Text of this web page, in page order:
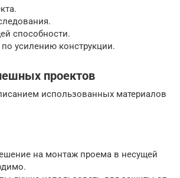
способности.
усилению конструкции.
проектов
использованных материалов
на монтаж проема в несущей